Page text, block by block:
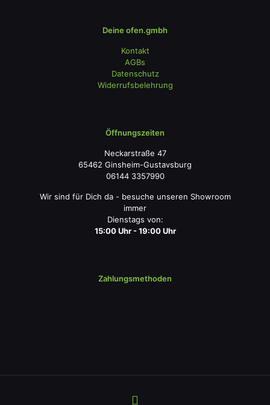
Deine ofen.gmbh
Kontakt
AGBs
Datenschutz
Widerrufsbelehrung
Öffnungszeiten
Neckarstraße 47
65462 Ginsheim-Gustavsburg
06144 3357990
Wir sind für Dich da - besuche unseren Showroom
immer
Dienstags von:
15:00 Uhr - 19:00 Uhr
Zahlungsmethoden